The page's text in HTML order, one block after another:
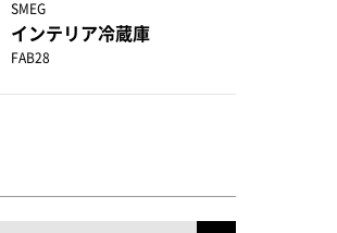
SMEG
インテリア冷蔵庫
FAB28